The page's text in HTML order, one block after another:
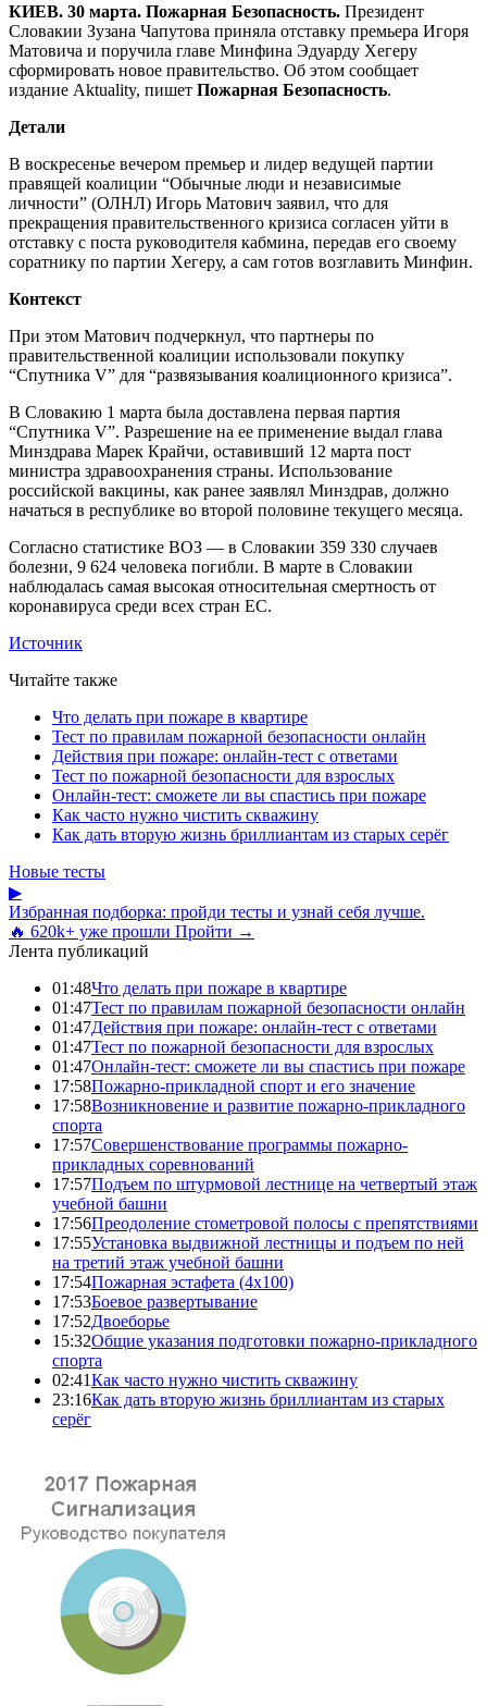
КИЕВ. 30 марта. Пожарная Безопасность. Президент
Словакии Зузана Чапутова приняла отставку премьера Игоря
Матовича и поручила главе Минфина Эдуарду Хегеру
сформировать новое правительство. Об этом сообщает
издание Aktuality, пишет Пожарная Безопасность.
Детали
В воскресенье вечером премьер и лидер ведущей партии
правящей коалиции “Обычные люди и независимые
личности” (ОЛНЛ) Игорь Матович заявил, что для
прекращения правительственного кризиса согласен уйти в
отставку с поста руководителя кабмина, передав его своему
соратнику по партии Хегеру, а сам готов возглавить Минфин.
Контекст
При этом Матович подчеркнул, что партнеры по
правительственной коалиции использовали покупку
“Спутника V” для “развязывания коалиционного кризиса”.
В Словакию 1 марта была доставлена первая партия
“Спутника V”. Разрешение на ее применение выдал глава
Минздрава Марек Крайчи, оставивший 12 марта пост
министра здравоохранения страны. Использование
российской вакцины, как ранее заявлял Минздрав, должно
начаться в республике во второй половине текущего месяца.
Согласно статистике ВОЗ — в Словакии 359 330 случаев
болезни, 9 624 человека погибли. В марте в Словакии
наблюдалась самая высокая относительная смертность от
коронавируса среди всех стран ЕС.
Источник
Читайте также
Что делать при пожаре в квартире
Тест по правилам пожарной безопасности онлайн
Действия при пожаре: онлайн-тест с ответами
Тест по пожарной безопасности для взрослых
Онлайн-тест: сможете ли вы спастись при пожаре
Как часто нужно чистить скважину
Как дать вторую жизнь бриллиантам из старых серёг
Новые тесты
▶
Избранная подборка: пройди тесты и узнай себя лучше.
🔥 620k+ уже прошли Пройти →
Лента публикаций
01:48Что делать при пожаре в квартире
01:47Тест по правилам пожарной безопасности онлайн
01:47Действия при пожаре: онлайн-тест с ответами
01:47Тест по пожарной безопасности для взрослых
01:47Онлайн-тест: сможете ли вы спастись при пожаре
17:58Пожарно-прикладной спорт и его значение
17:58Возникновение и развитие пожарно-прикладного
спорта
17:57Совершенствование программы пожарно-
прикладных соревнований
17:57Подъем по штурмовой лестнице на четвертый этаж
учебной башни
17:56Преодоление стометровой полосы с препятствиями
17:55Установка выдвижной лестницы и подъем по ней
на третий этаж учебной башни
17:54Пожарная эстафета (4x100)
17:53Боевое развертывание
17:52Двоеборье
15:32Общие указания подготовки пожарно-прикладного
спорта
02:41Как часто нужно чистить скважину
23:16Как дать вторую жизнь бриллиантам из старых
серёг